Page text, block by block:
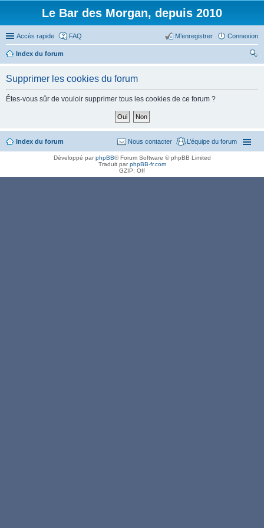
Le Bar des Morgan, depuis 2010
Accès rapide FAQ Connexion
M’enregistrer
Index du forum
Supprimer les cookies du forum
Êtes-vous sûr de vouloir supprimer tous les cookies de ce forum ?
Index du forum L’équipe du forum
Nous contacter
Développé parphpBB® Forum Software © phpBB Limited
Traduit parphpBB-fr.com
GZIP: Off